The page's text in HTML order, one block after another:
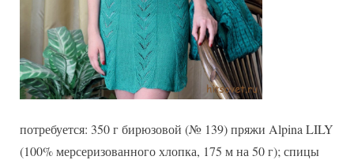
потребуется: 350 г бирюзовой (№ 139) пряжи Alpina LILY
(100% мерсеризованного хлопка, 175 м на 50 г); спицы